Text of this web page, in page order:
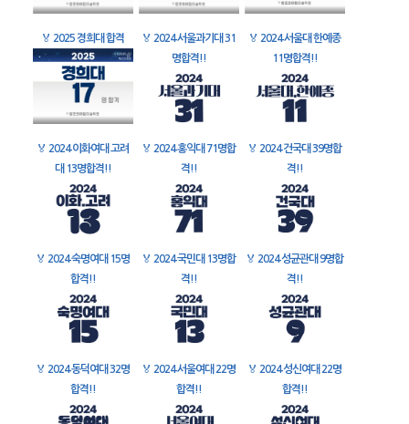
🏅 2025 경희대 합격 🏅 2024 서울과기대 31
명합격!!
🏅 2024 서울대 한예종
11명합격!!
🏅 2024 이화여대 고려
대 13명합격!!
🏅 2024 홍익대 71명합
격!!
🏅 2024 건국대 39명합
격!!
🏅 2024 숙명여대 15명
합격!!
🏅 2024 국민대 13명합
격!!
🏅 2024 성균관대 9명합
격!!
🏅 2024 동덕여대 32명
합격!!
🏅 2024 서울여대 22명
합격!!
🏅 2024 성신여대 22명
합격!!